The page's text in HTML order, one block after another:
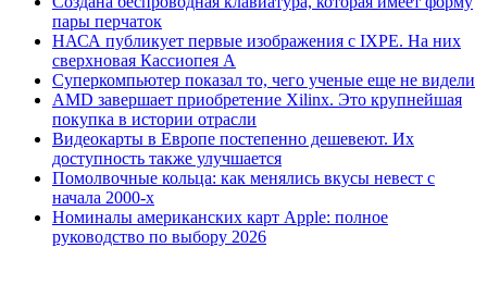
пары перчаток
НАСА публикует первые изображения с IXPE. На них
сверхновая Кассиопея А
Суперкомпьютер показал то, чего ученые еще не видели
AMD завершает приобретение Xilinx. Это крупнейшая
покупка в истории отрасли
Видеокарты в Европе постепенно дешевеют. Их
доступность также улучшается
Помолвочные кольца: как менялись вкусы невест с
начала 2000-х
Номиналы американских карт Apple: полное
руководство по выбору 2026